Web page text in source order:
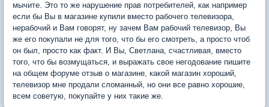
мычите. Это то же нарушение прав потребителей, как например
если бы Вы в магазине купили вместо рабочего телевизора,
нерабочий и Вам говорят, ну зачем Вам рабочий телевизор, Вы
же его покупали не для того, что бы его смотреть, а просто чтоб
он был, просто как факт. И Вы, Светлана, счастливая, вместо
того, что бы возмущаться, и выражать свое негодование пишите
на общем форуме отзыв о магазине, какой магазин хороший,
телевизор мне продали сломанный, но они все равно хорошие,
всем советую, покупайте у них такие же.